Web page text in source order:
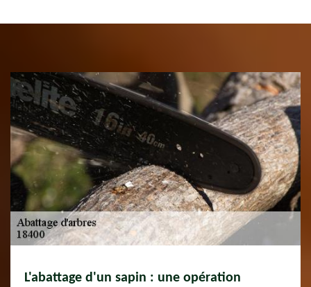
L'abattage d'un sapin : une opération